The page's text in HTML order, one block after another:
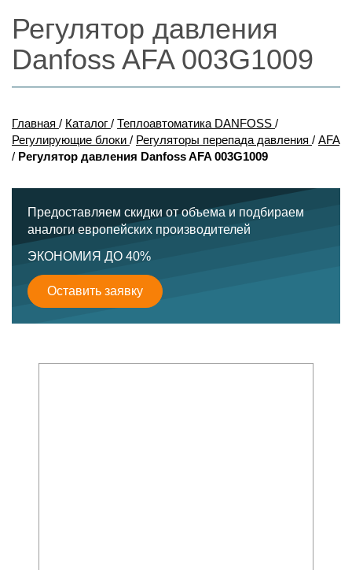
Регулятор давления
Danfoss AFA 003G1009
Главная / Каталог / Теплоавтоматика DANFOSS /
Регулирующие блоки / Регуляторы перепада давления / AFA
/ Регулятор давления Danfoss AFA 003G1009
Предоставляем скидки от объема и подбираем
аналоги европейских производителей
ЭКОНОМИЯ ДО 40%
Оставить заявку